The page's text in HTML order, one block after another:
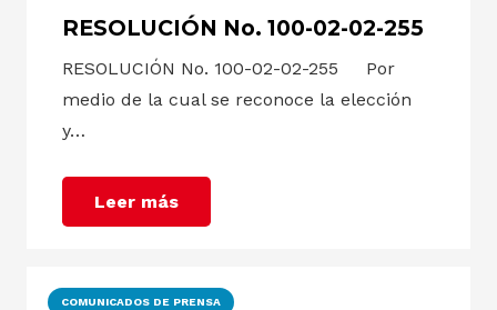
RESOLUCIÓN No. 100-02-02-255
RESOLUCIÓN No. 100-02-02-255 Por
medio de la cual se reconoce la elección
y…
Leer más
COMUNICADOS DE PRENSA